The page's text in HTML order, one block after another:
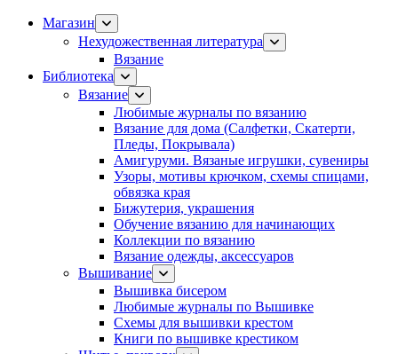
Магазин
Нехудожественная литература
Вязание
Библиотека
Вязание
Любимые журналы по вязанию
Вязание для дома (Салфетки, Скатерти,
Пледы, Покрывала)
Амигуруми. Вязаные игрушки, сувениры
Узоры, мотивы крючком, схемы спицами,
обвязка края
Бижутерия, украшения
Обучение вязанию для начинающих
Коллекции по вязанию
Вязание одежды, аксессуаров
Вышивание
Вышивка бисером
Любимые журналы по Вышивке
Схемы для вышивки крестом
Книги по вышивке крестиком